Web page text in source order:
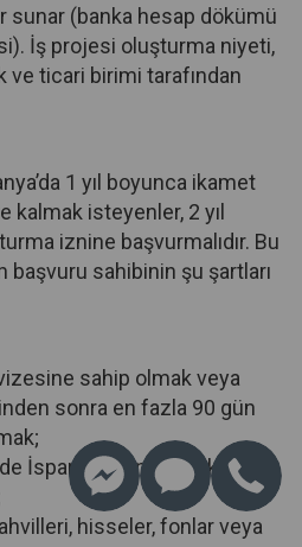
sunar (banka hesap dökümü
İş projesi oluşturma niyeti,
ticari birimi tarafından
1 yıl boyunca ikamet
kalmak isteyenler, 2 yıl
iznine başvurmalıdır. Bu
sahibinin şu şartları
sahip olmak veya
sonra en fazla 90 gün
İspanya’yı en az bir kez
hisseler, fonlar veya